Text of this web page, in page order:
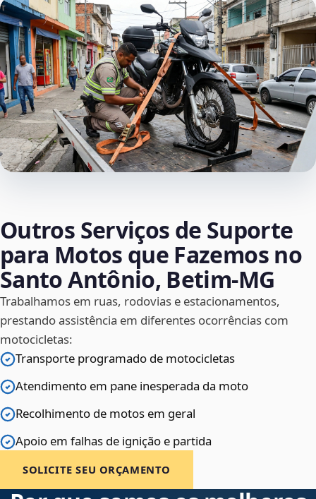
Outros Serviços de Suporte
para Motos que Fazemos no
Santo Antônio, Betim‑MG
Trabalhamos em ruas, rodovias e estacionamentos,
prestando assistência em diferentes ocorrências com
motocicletas:
Transporte programado de motocicletas
Atendimento em pane inesperada da moto
Recolhimento de motos em geral
Apoio em falhas de ignição e partida
SOLICITE SEU ORÇAMENTO